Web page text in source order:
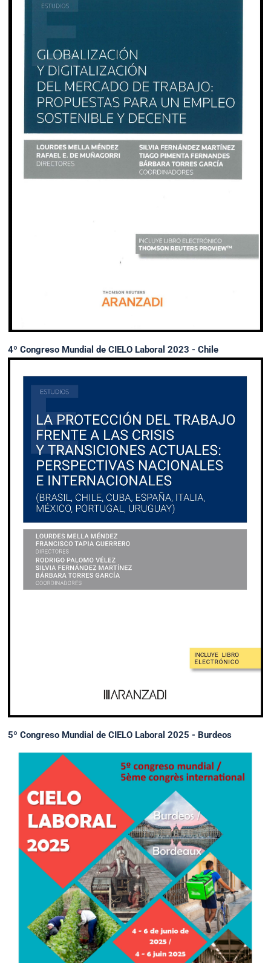
4º Congreso Mundial de CIELO Laboral 2023 - Chile
5º Congreso Mundial de CIELO Laboral 2025 - Burdeos